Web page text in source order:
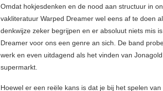
Omdat hokjesdenken en de nood aan structuur in
vakliteratuur Warped Dreamer wel eens af te doen
denkwijze zeker begrijpen en er absoluut niets mis
Dreamer voor ons een genre an sich. De band
werk en even uitdagend als het vinden van
supermarkt.
Hoewel er een reële kans is dat je bij het spelen van